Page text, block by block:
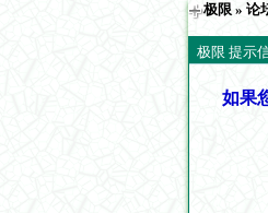
极限 » 论
极限 提示
如果